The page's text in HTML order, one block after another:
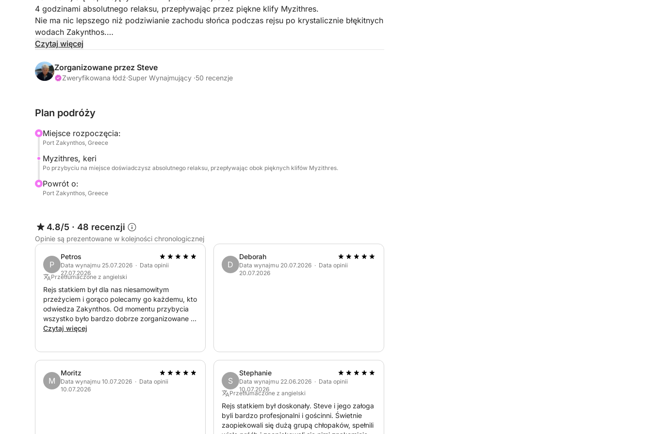
4 godzinami absolutnego relaksu, przepływając przez piękne klify Myzithres.
Nie ma nic lepszego niż podziwianie zachodu słońca podczas rejsu po krystalicznie błękitnych
wodach Zakynthos.
Niezapomniane przeżycie dla Ciebie, Twojej rodziny lub przyjaciół.
Wsiadamy na jacht w głównym porcie Zakynthos o godzinie 17:00 i rozpoczynamy naszą
niesamowitych wspomnień!
Paliwo nie jest wliczone w cenę!
Czytaj więcej
Zorganizowane przez Steve
Zweryfikowana łódź·Super Wynajmujący ·50 recenzje
Plan podróży
Miejsce rozpoczęcia:
Port Zakynthos, Greece
Myzithres, keri
Po przybyciu na miejsce doświadczysz absolutnego relaksu, przepływając obok pięknych klifów Myzithres.
Powrót o:
Port Zakynthos, Greece
4.8/5 · 48 recenzji
Opinie są prezentowane w kolejności chronologicznej
P
Petros
Data wynajmu 25.07.2026 · Data opinii
27.07.2026
Przetłumaczone z angielski
Rejs statkiem był dla nas niesamowitym
przeżyciem i gorąco polecamy go każdemu, kto
odwiedza Zakynthos. Od momentu przybycia
wszystko było bardzo dobrze zorganizowane i
komfortowe. Jacht był przestronny, czysty i
tworząc naprawdę przyjemną atmosferę.
Odwiedziliśmy piękne miejsca, mieliśmy
Czytaj więcej
D
Deborah
Data wynajmu 20.07.2026 · Data opinii
20.07.2026
M
Moritz
Data wynajmu 10.07.2026 · Data opinii
10.07.2026
S
Stephanie
Data wynajmu 22.06.2026 · Data opinii
10.07.2026
Przetłumaczone z angielski
Rejs statkiem był doskonały. Steve i jego załoga
byli bardzo profesjonalni i gościnni. Świetnie
zaopiekowali się dużą grupą chłopaków, spełnili